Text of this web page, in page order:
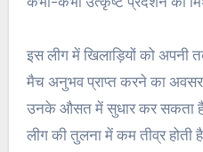
इस लीग में खिलाड़ियों को अपनी
मैच अनुभव प्राप्त करने का
उनके औसत में सुधार कर सकता है।
लीग की तुलना में कम तीव्र होती